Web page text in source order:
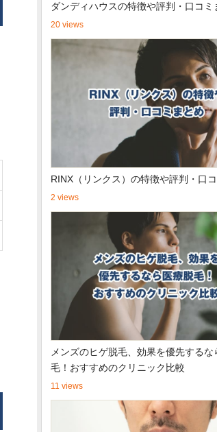
ダンディハウスの特徴や評判・口コミ
20 views
RINX（リンクス）の特徴や評判・口
2 views
メンズのヒゲ脱毛、効果を優先するな
毛！おすすめのクリニック比較
11 views